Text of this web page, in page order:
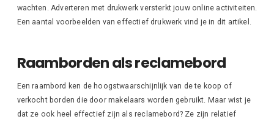
wachten. Adverteren met drukwerk versterkt jouw online activiteiten.
Een aantal voorbeelden van effectief drukwerk vind je in dit artikel.
Raamborden als reclamebord
Een raambord ken de hoogstwaarschijnlijk van de te koop of
verkocht borden die door makelaars worden gebruikt. Maar wist je
dat ze ook heel effectief zijn als reclamebord? Ze zijn relatief